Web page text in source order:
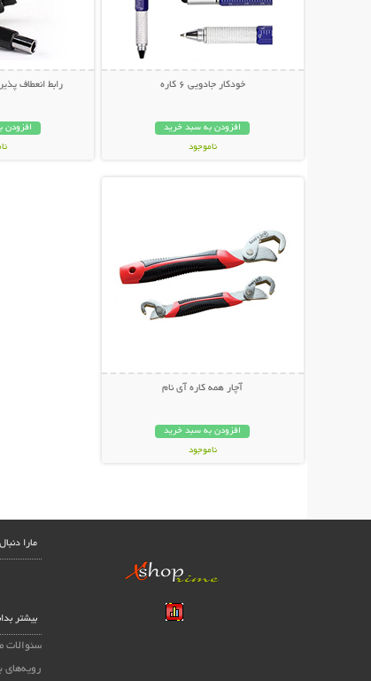
خودکار جادویی 6 کاره
افزودن به سبد خرید
ناموجود
رابط انعطاف
افزودن
آچار همه کاره آی نام
افزودن به سبد خرید
ناموجود
مارا
بیشتر
سئوالات
رویه‌های